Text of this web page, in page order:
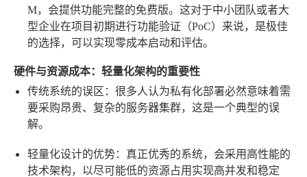
M，会提供功能完整的免费版。这对于中小团队或者大
型企业在项目初期进行功能验证（PoC）来说，是极佳
的选择，可以实现零成本启动和评估。
硬件与资源成本：轻量化架构的重要性
传统系统的误区 ：很多人认为私有化部署必然意味着需
要采购昂贵、复杂的服务器集群，这是一个典型的误
解。
轻量化设计的优势：真正优秀的系统，会采用高性能的
技术架构，以尽可能低的资源占用实现高并发和稳定